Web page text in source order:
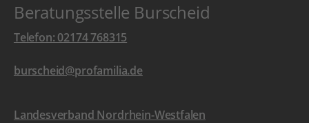
Beratungsstelle Burscheid
Telefon: 02174 768315
burscheid@profamilia.de
Landesverband Nordrhein-Westfalen